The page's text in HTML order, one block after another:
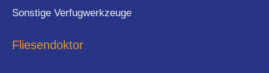
Sonstige Verfugwerkzeuge
Fliesendoktor